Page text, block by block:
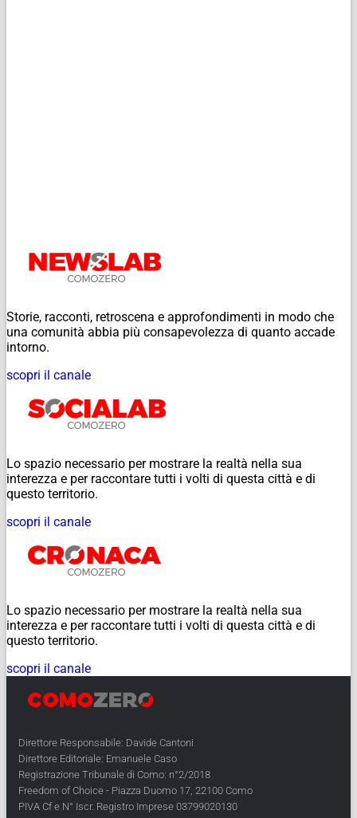
Storie, racconti, retroscena e approfondimenti in modo che
una comunità abbia più consapevolezza di quanto accade
intorno.
scopri il canale
Lo spazio necessario per mostrare la realtà nella sua
interezza e per raccontare tutti i volti di questa città e di
questo territorio.
scopri il canale
Lo spazio necessario per mostrare la realtà nella sua
interezza e per raccontare tutti i volti di questa città e di
questo territorio.
scopri il canale
Direttore Responsabile: Davide Cantoni
Direttore Editoriale: Emanuele Caso
Registrazione Tribunale di Como: n°2/2018
Freedom of Choice - Piazza Duomo 17, 22100 Como
PIVA Cf e N° Iscr. Registro Imprese 03799020130